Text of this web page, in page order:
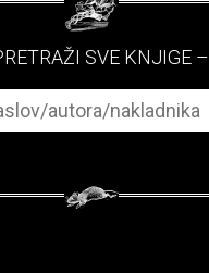
SVE KNJIGE –